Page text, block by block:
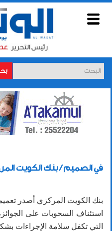
في الصميم / بنك الكويت
بنك الكويت المركزي أصدر
استئناف السحوبات على
التي تكفل سلامة الإجراءات